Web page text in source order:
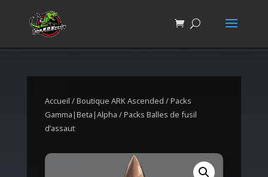
Accueil /Boutique ARK Ascended /Packs
Gamma|Beta|Alpha / Packs Balles de fusil
d’assaut